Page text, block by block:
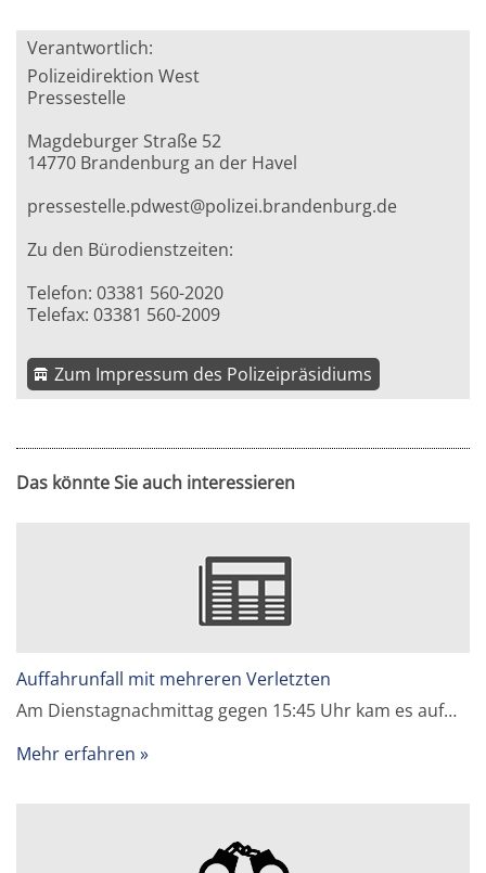
Verantwortlich:
Polizeidirektion West
Pressestelle
Magdeburger Straße 52
14770 Brandenburg an der Havel
pressestelle.pdwest@polizei.brandenburg.de
Zu den Bürodienstzeiten:
Telefon: 03381 560-2020
Telefax: 03381 560-2009
Zum Impressum des Polizeipräsidiums
Das könnte Sie auch interessieren
Auffahrunfall mit mehreren Verletzten
Am Dienstagnachmittag gegen 15:45 Uhr kam es auf…
Mehr erfahren